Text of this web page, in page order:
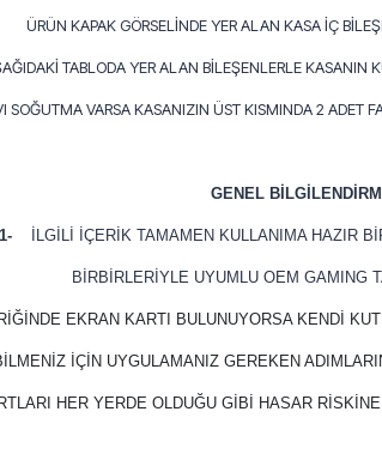
ÜRÜN KAPAK GÖRSELİNDE YER ALAN KASA İÇ
TABLODA YER ALAN BİLEŞENLERLE KASANIN
SOĞUTMA VARSA KASANIZIN ÜST KISMINDA 2 ADET
GENEL
1- İLGİLİ İÇERİK TAMAMEN KULLANIMA HAZIR
BİRBİRLERİYLE UYUMLU OEM GAMING
EKRAN KARTI BULUNUYORSA KENDİ
İÇİN UYGULAMANIZ GEREKEN
HER YERDE OLDUĞU GİBİ HASAR